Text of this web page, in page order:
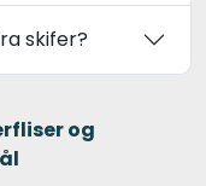
skifer?
og